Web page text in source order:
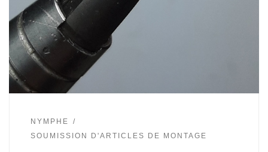
NYMPHE
SOUMISSION D'ARTICLES DE MONTAGE